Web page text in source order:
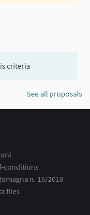
criteria
See all proposals
conditions
n. 15/2018
files